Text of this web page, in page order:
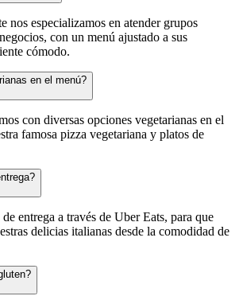
nos especializamos en atender grupos
con un menú ajustado a sus
cómodo.
en el menú?
con diversas opciones vegetarianas en el
famosa pizza vegetariana y platos de
entrega a través de Uber Eats, para que
delicias italianas desde la comodidad de